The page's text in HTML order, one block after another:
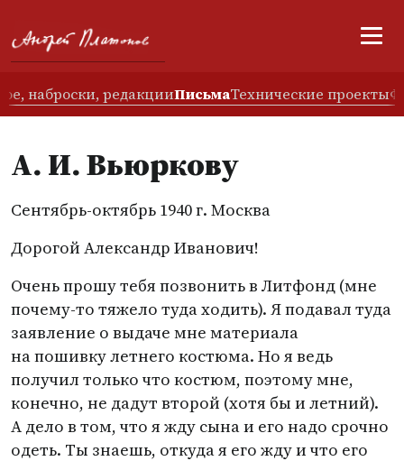
наброски, редакцииПисьмаТехнические проекты
А. И. Вьюркову
Сентябрь-октябрь 1940 г. Москва
Дорогой Александр Иванович!
Очень прошу тебя позвонить в Литфонд (мне
почему-то тяжело туда ходить). Я подавал туда
заявление о выдаче мне материала
на пошивку летнего костюма. Но я ведь
получил только что костюм, поэтому мне,
конечно, не дадут второй (хотя бы и летний).
А дело в том, что я жду сына и его надо срочно
одеть. Ты знаешь, откуда я его жду и что его